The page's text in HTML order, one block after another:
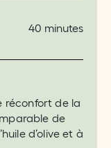
40 minutes
réconfort de la
de
d’olive et à